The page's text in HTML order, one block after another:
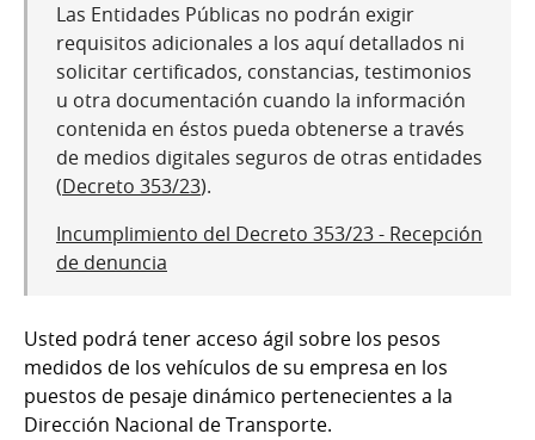
Las Entidades Públicas no podrán exigir
requisitos adicionales a los aquí detallados ni
solicitar certificados, constancias, testimonios
u otra documentación cuando la información
contenida en éstos pueda obtenerse a través
de medios digitales seguros de otras entidades
(Decreto 353/23).
Incumplimiento del Decreto 353/23 - Recepción
de denuncia
Usted podrá tener acceso ágil sobre los pesos
medidos de los vehículos de su empresa en los
puestos de pesaje dinámico pertenecientes a la
Dirección Nacional de Transporte.